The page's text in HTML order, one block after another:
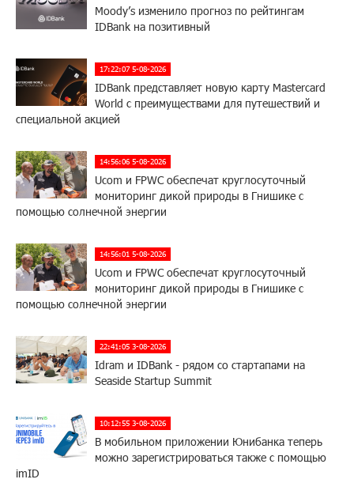
Moody’s изменило прогноз по рейтингам
IDBank на позитивный
17:22:07 5-08-2026
IDBank представляет новую карту Mastercard
World с преимуществами для путешествий и
специальной акцией
14:56:06 5-08-2026
Ucom и FPWC обеспечат круглосуточный
мониторинг дикой природы в Гнишике с
помощью солнечной энергии
14:56:01 5-08-2026
Ucom и FPWC обеспечат круглосуточный
мониторинг дикой природы в Гнишике с
помощью солнечной энергии
22:41:05 3-08-2026
Idram и IDBank - рядом со стартапами на
Seaside Startup Summit
10:12:55 3-08-2026
В мобильном приложении Юнибанка теперь
можно зарегистрироваться также с помощью
imID